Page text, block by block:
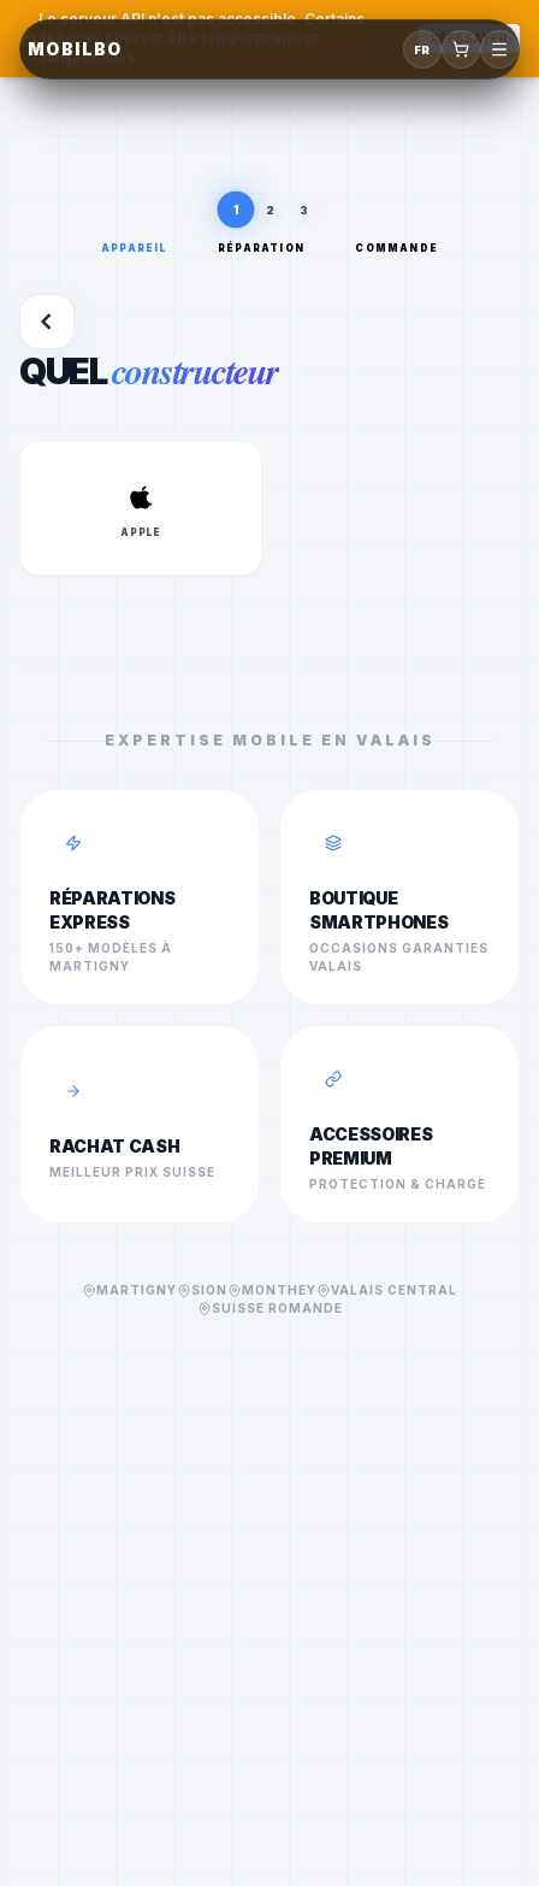
MOBILBO FR
Le serveur API n'est pas accessible. Certains
services peuvent être temporairement
indisponibles.
RÉESSAYER
1 2 3
APPAREIL RÉPARATION COMMANDE
QUELconstructeur
APPLE
EXPERTISE MOBILE EN VALAIS
RÉPARATIONS
EXPRESS
150+ MODÈLES À
MARTIGNY
BOUTIQUE
SMARTPHONES
OCCASIONS GARANTIES
VALAIS
RACHAT CASH
MEILLEUR PRIX SUISSE
ACCESSOIRES
PREMIUM
PROTECTION & CHARGE
MARTIGNY SION MONTHEY
VALAIS CENTRAL
SUISSE ROMANDE